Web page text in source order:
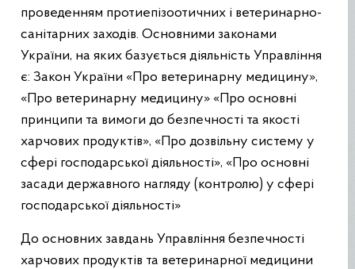
проведенням протиепізоотичних і ветеринарно-
санітарних заходів. Основними законами
України, на яких базується діяльність Управління
є: Закон України «Про ветеринарну медицину»,
«Про ветеринарну медицину» «Про основні
принципи та вимоги до безпечності та якості
харчових продуктів», «Про дозвільну систему у
сфері господарської діяльності», «Про основні
засади державного нагляду (контролю) у сфері
господарської діяльності»
До основних завдань Управління безпечності
харчових продуктів та ветеринарної медицини